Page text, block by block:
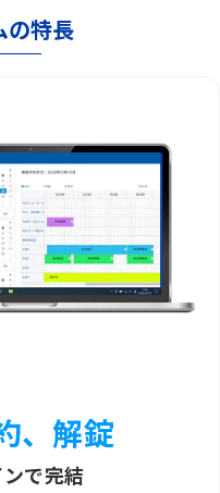
の特長
、解錠
で完結